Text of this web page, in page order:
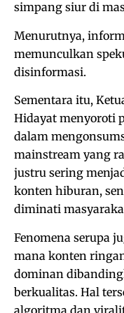
simpang siur di
Menurutnya,
memunculkan
disinformasi.
Sementara itu,
Hidayat menyoroti
dalam
mainstream yang
justru sering
konten hiburan,
diminati
Fenomena serupa
mana konten
dominan
berkualitas. Hal
algoritma dan